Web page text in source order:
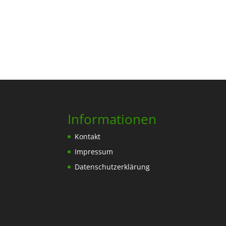
Informationen
Kontakt
Impressum
Datenschutzerklärung